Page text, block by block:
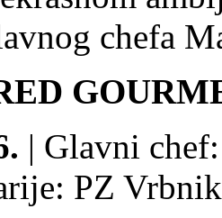
chefa
| Glavni
PZ